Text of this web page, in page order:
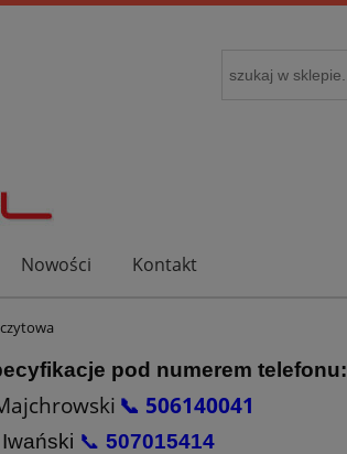
Nowości Kontakt
pod numerem telefonu:
📞 506140041
📞 507015414